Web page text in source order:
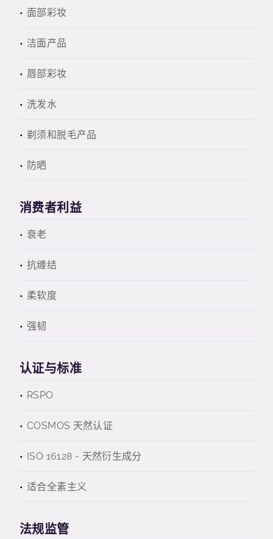
面部彩妆
洁面产品
唇部彩妆
洗发水
剃须和脱毛产品
防晒
消费者利益
衰老
抗缠结
柔软度
强韧
认证与标准
RSPO
COSMOS 天然认证
ISO 16128 - 天然衍生成分
适合全素主义
法规监管